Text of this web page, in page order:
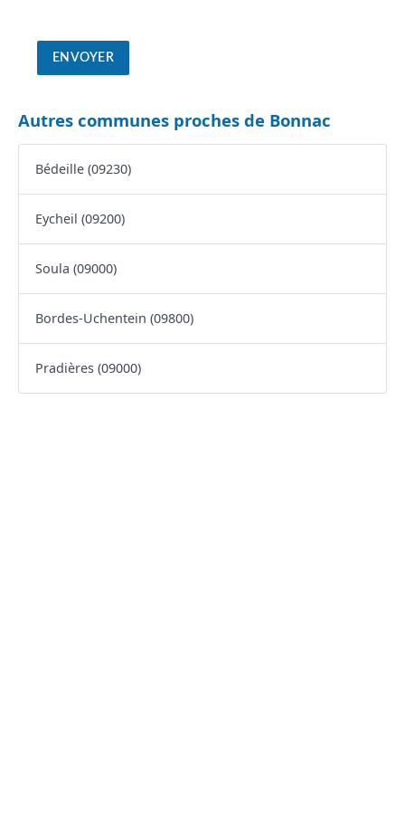
Autres communes proches de Bonnac
Bédeille (09230)
Eycheil (09200)
Soula (09000)
Bordes-Uchentein (09800)
Pradières (09000)